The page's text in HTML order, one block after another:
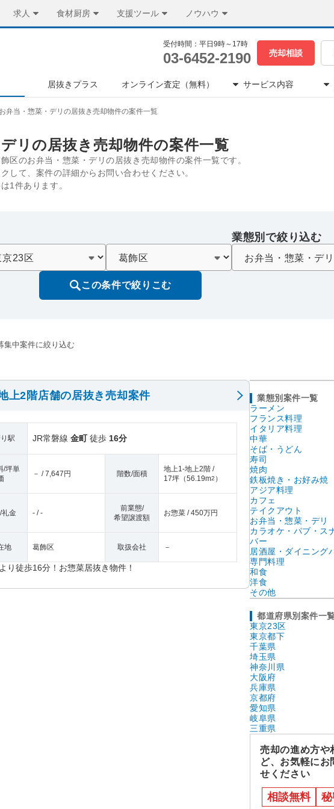
求人 食材厨房 支援ツール ノウハウ
受付時間：平日9時～17時
03-6452-2190 売却相談
居抜きプラス オンライン査定（無料） サービス内容
お弁当・惣菜・デリの居抜き売却物件の案件一覧
リの居抜き売却物件の案件一覧
区のお弁当・惣菜・デリの居抜き売却物件の案件一覧です。
して、案件の詳細からお問い合わせください。
1件あります。
業態別で絞り込む
この条件で絞りこむ
集中案件に絞り込む
上2階店舗の居抜き売却案件
駅 JR常磐線 金町徒歩 16分
/坪単
－ / 7,647円 階数/面積
地上1-地上2階 /
17坪 （56.19m2 ）
礼金 - / -
前業態/
希望譲渡額
お惣菜 / 450万円
地 葛飾区 取扱会社 －
り徒歩16分！お惣菜居抜き物件！
業態別案件一覧
ラーメン
フランス料理
イタリア料理
中華
そば・うどん
寿司
焼肉
鉄板焼き・お好み焼
アジア料理
カフェ
テイクアウト
お弁当・惣菜・デリ
カラオケ・パブ・ス
バー
居酒屋・ダイニング
専門料理
和食
洋食
その他
都道府県別案件一
東京23区
東京都下
千葉県
埼玉県
神奈川県
大阪府
兵庫県
京都府
愛知県
岐阜県
三重県
売却の進め方や
ど、お気軽にお
せください
相談無料